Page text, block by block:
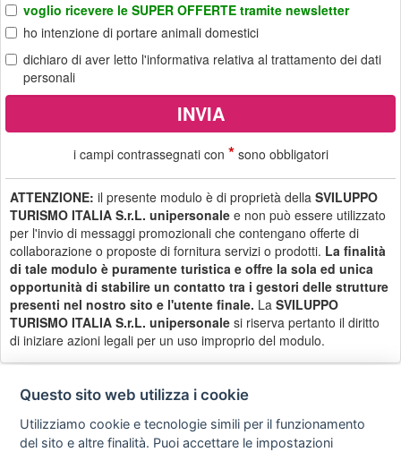
voglio ricevere le SUPER OFFERTE tramite newsletter
ho intenzione di portare animali domestici
dichiaro di aver letto l'informativa relativa al trattamento dei dati
personali
i campi contrassegnati con *sono obbligatori
ATTENZIONE: il presente modulo è di proprietà della SVILUPPO
TURISMO ITALIA S.r.L. unipersonale e non può essere utilizzato
per l'invio di messaggi promozionali che contengano offerte di
collaborazione o proposte di fornitura servizi o prodotti. La finalità
di tale modulo è puramente turistica e offre la sola ed unica
opportunità di stabilire un contatto tra i gestori delle strutture
presenti nel nostro sito e l'utente finale. La SVILUPPO
TURISMO ITALIA S.r.L. unipersonale si riserva pertanto il diritto
di iniziare azioni legali per un uso improprio del modulo.
Privacy
policy
Avviso
legale
Scrivici
Questo sito web utilizza i cookie
Utilizziamo cookie e tecnologie simili per il funzionamento
del sito e altre finalità. Puoi accettare le impostazioni